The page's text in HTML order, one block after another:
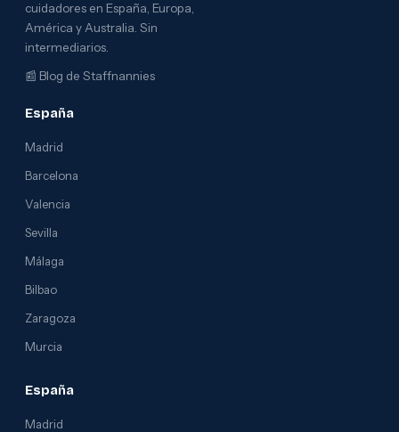
cuidadores en España, Europa,
América y Australia. Sin
intermediarios.
📰 Blog de Staffnannies
España
Madrid
Barcelona
Valencia
Sevilla
Málaga
Bilbao
Zaragoza
Murcia
España
Madrid